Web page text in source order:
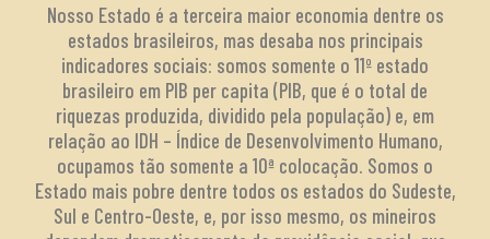
Nosso Estado é a terceira maior economia dentre os
estados brasileiros, mas desaba nos principais
indicadores sociais: somos somente o 11º estado
brasileiro em PIB per capita (PIB, que é o total de
riquezas produzida, dividido pela população) e, em
relação ao IDH – Índice de Desenvolvimento Humano,
ocupamos tão somente a 10ª colocação. Somos o
Estado mais pobre dentre todos os estados do Sudeste,
Sul e Centro-Oeste, e, por isso mesmo, os mineiros